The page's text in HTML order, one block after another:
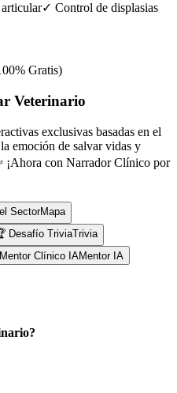
✓ Control de displasias
Gratis)
Veterinario
exclusivas basadas en el
emoción de salvar vidas y
con Narrador Clínico por
SectorMapa
Desafío TriviaTrivia
Mentor Clínico IAMentor IA